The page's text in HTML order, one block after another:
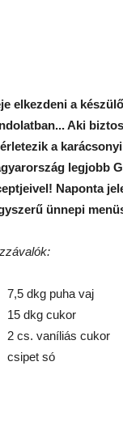
elkezdeni a
Aki
a
legjobb
Naponta
ünnepi
7,5 dkg puha vaj
15 dkg cukor
2 cs. vaníliás cukor
csipet só